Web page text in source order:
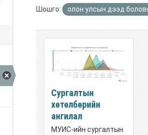
Шошго: олон улсын дээд
Сургалтын
хөтөлбөрийн
ангилал
МУИС-ийн сургалтын